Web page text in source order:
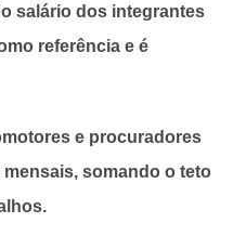
salário dos integrantes
referência e é
e procuradores
somando o teto